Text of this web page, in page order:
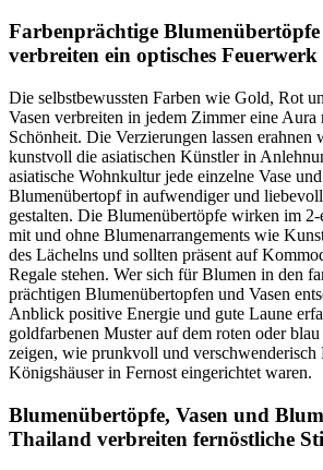
Farbenprächtige Blumenübertöpfe
verbreiten ein optisches
Die selbstbewussten Farben wie Gold, Rot
Vasen verbreiten in jedem Zimmer eine
Schönheit. Die Verzierungen lassen erahnen
kunstvoll die asiatischen Künstler in
asiatische Wohnkultur jede einzelne Vase
Blumenübertopf in aufwendiger und
gestalten. Die Blumenübertöpfe wirken im
mit und ohne Blumenarrangements wie
des Lächelns und sollten präsent auf
Regale stehen. Wer sich für Blumen in den
prächtigen Blumenübertopfen und Vasen
Anblick positive Energie und gute Laune
goldfarbenen Muster auf dem roten oder
zeigen, wie prunkvoll und verschwenderisch
Königshäuser in Fernost eingerichtet waren.
Blumenübertöpfe, Vasen und
Thailand verbreiten fernöstliche